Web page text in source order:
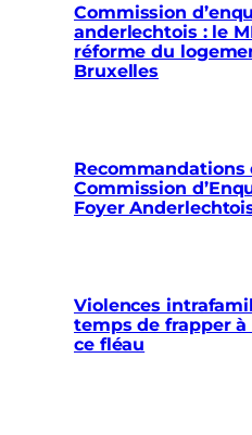
Commission
anderlechtois : le
réforme du
Bruxelles
Recommandations
Commission
Foyer
Violences
temps de frapper à
ce fléau